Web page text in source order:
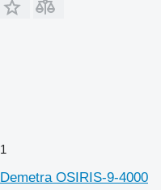
1
Demetra OSIRIS-9-4000